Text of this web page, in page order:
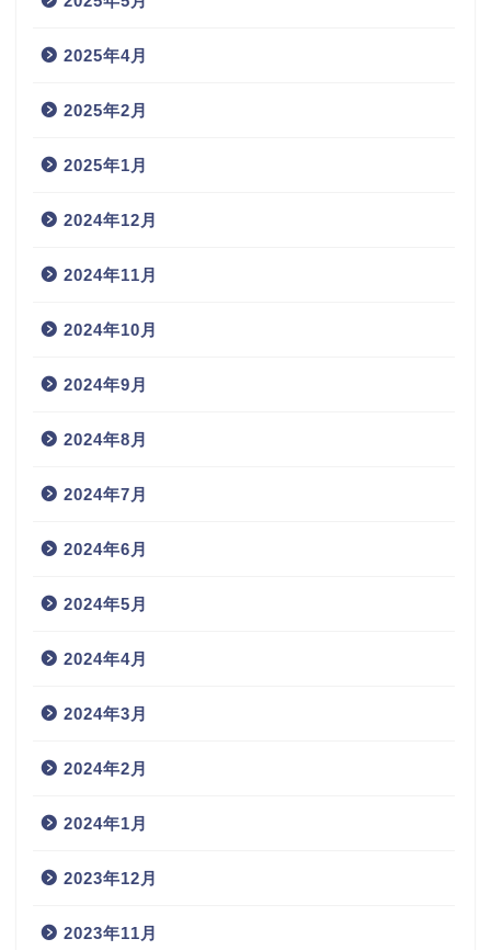
2025年4月
2025年2月
2025年1月
2024年12月
2024年11月
2024年10月
2024年9月
2024年8月
2024年7月
2024年6月
2024年5月
2024年4月
2024年3月
2024年2月
2024年1月
2023年12月
2023年11月